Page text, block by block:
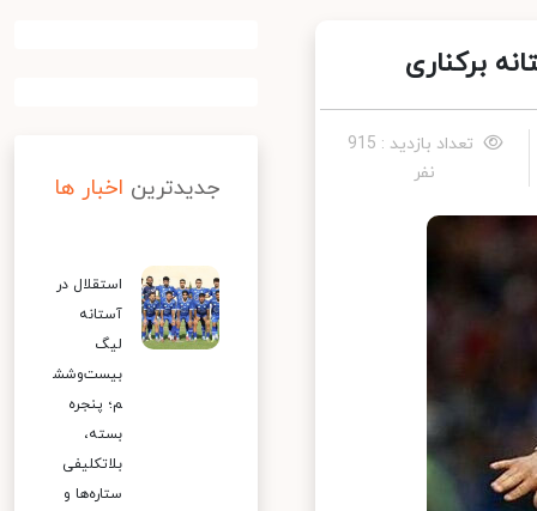
برکناری
تعداد بازدید : 915
نفر
جدیدترین اخبار ها
استقلال در
آستانه
لیگ
بیست‌وشش
م؛ پنجره
بسته،
بلاتکلیفی
ستاره‌ها و